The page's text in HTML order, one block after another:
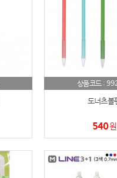
상품코드 :
도너츠볼
540원